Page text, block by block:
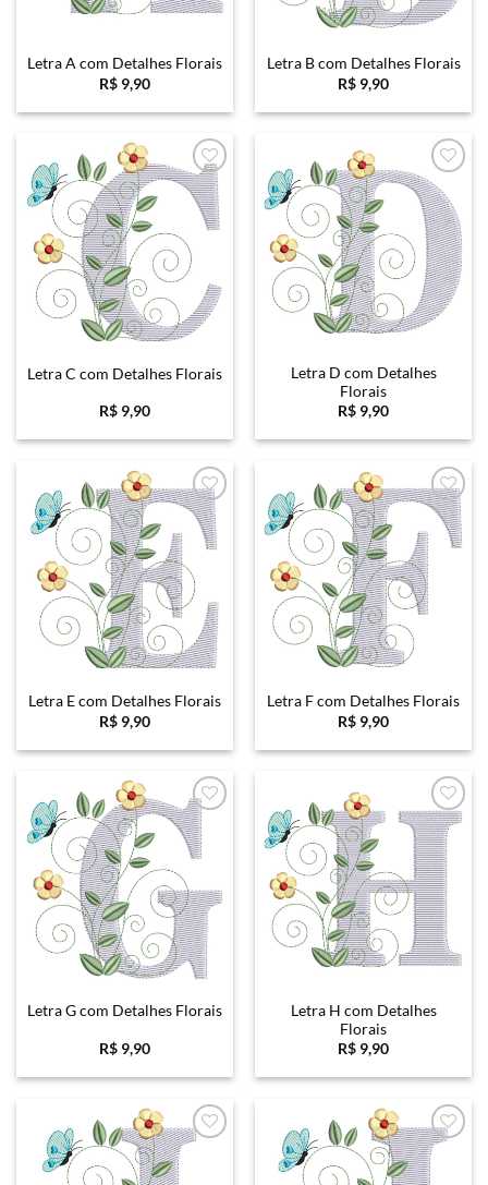
Letra A com Detalhes Florais
R$ 9,90
Letra B com Detalhes Florais
R$ 9,90
Favoritar
Letra C com Detalhes Florais
R$ 9,90
Favoritar
Letra D com Detalhes
Florais
R$ 9,90
Favoritar
Letra E com Detalhes Florais
R$ 9,90
Favoritar
Letra F com Detalhes Florais
R$ 9,90
Favoritar
Letra G com Detalhes Florais
R$ 9,90
Favoritar
Letra H com Detalhes
Florais
R$ 9,90
Favoritar Favoritar